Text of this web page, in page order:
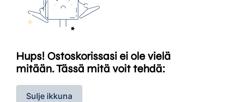
Hups! Ostoskorissasi ei ole vielä
mitään. Tässä mitä voit tehdä:
Sulje ikkuna